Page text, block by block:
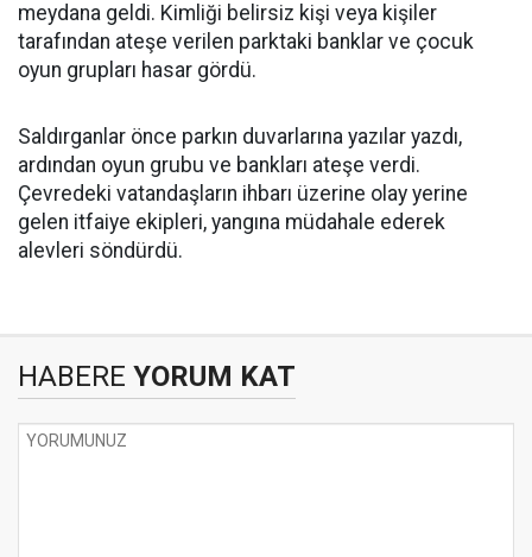
meydana geldi. Kimliği belirsiz kişi veya kişiler
tarafından ateşe verilen parktaki banklar ve çocuk
oyun grupları hasar gördü.
Saldırganlar önce parkın duvarlarına yazılar yazdı,
ardından oyun grubu ve bankları ateşe verdi.
Çevredeki vatandaşların ihbarı üzerine olay yerine
gelen itfaiye ekipleri, yangına müdahale ederek
alevleri söndürdü.
HABERE YORUM KAT